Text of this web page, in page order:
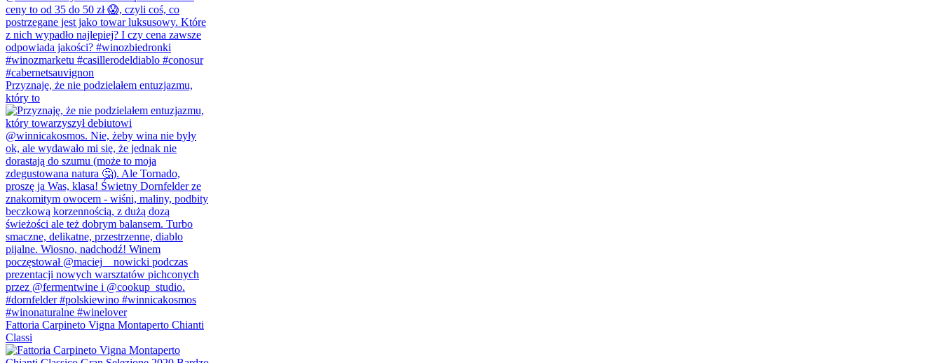
Przyznaję, że nie podzielałem entuzjazmu,
który to
Fattoria Carpineto Vigna Montaperto Chianti
Classi